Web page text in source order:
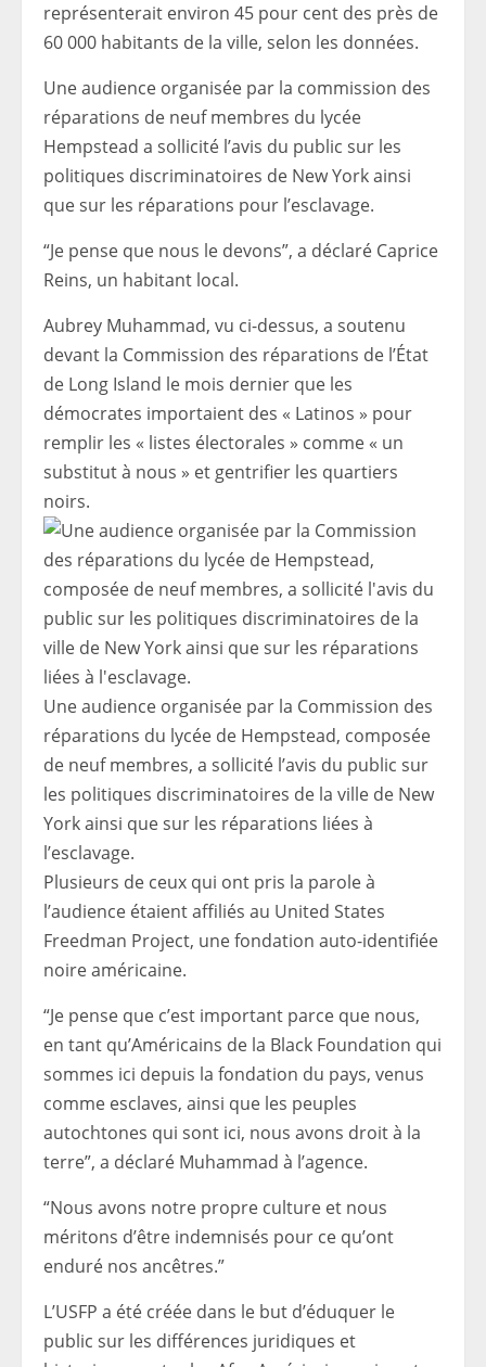
représenterait environ 45 pour cent des près de
60 000 habitants de la ville, selon les données.
Une audience organisée par la commission des
réparations de neuf membres du lycée
Hempstead a sollicité l’avis du public sur les
politiques discriminatoires de New York ainsi
que sur les réparations pour l’esclavage.
“Je pense que nous le devons”, a déclaré Caprice
Reins, un habitant local.
Aubrey Muhammad, vu ci-dessus, a soutenu
devant la Commission des réparations de l’État
de Long Island le mois dernier que les
démocrates importaient des « Latinos » pour
remplir les « listes électorales » comme « un
substitut à nous » et gentrifier les quartiers
noirs.
Une audience organisée par la Commission des
réparations du lycée de Hempstead, composée
de neuf membres, a sollicité l’avis du public sur
les politiques discriminatoires de la ville de New
York ainsi que sur les réparations liées à
l’esclavage.
Plusieurs de ceux qui ont pris la parole à
l’audience étaient affiliés au United States
Freedman Project, une fondation auto-identifiée
noire américaine.
“Je pense que c’est important parce que nous,
en tant qu’Américains de la Black Foundation qui
sommes ici depuis la fondation du pays, venus
comme esclaves, ainsi que les peuples
autochtones qui sont ici, nous avons droit à la
terre”, a déclaré Muhammad à l’agence.
“Nous avons notre propre culture et nous
méritons d’être indemnisés pour ce qu’ont
enduré nos ancêtres.”
L’USFP a été créée dans le but d’éduquer le
public sur les différences juridiques et